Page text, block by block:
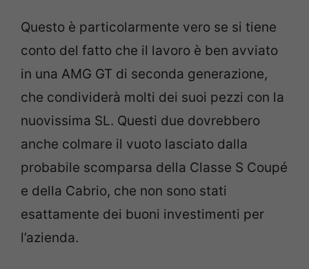
Questo è particolarmente vero se si tiene
conto del fatto che il lavoro è ben avviato
in una AMG GT di seconda generazione,
che condividerà molti dei suoi pezzi con la
nuovissima SL. Questi due dovrebbero
anche colmare il vuoto lasciato dalla
probabile scomparsa della Classe S Coupé
e della Cabrio, che non sono stati
esattamente dei buoni investimenti per
l’azienda.